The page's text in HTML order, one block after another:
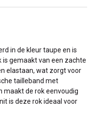
in de kleur taupe en is
gemaakt van een zachte
elastaan, wat zorgt voor
tailleband met
de rok eenvoudig
is deze rok ideaal voor